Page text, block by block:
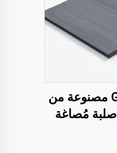
بلاطات GJ32 مصنوعة من
مادة WPC صلبة مُصاغة